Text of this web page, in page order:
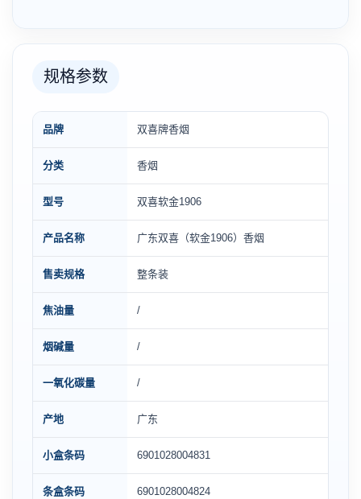
规格参数
品牌 双喜牌香烟
分类 香烟
型号 双喜软金1906
产品名称 广东双喜（软金1906）香烟
售卖规格 整条装
焦油量 /
烟碱量 /
一氧化碳量 /
产地 广东
小盒条码 6901028004831
条盒条码 6901028004824